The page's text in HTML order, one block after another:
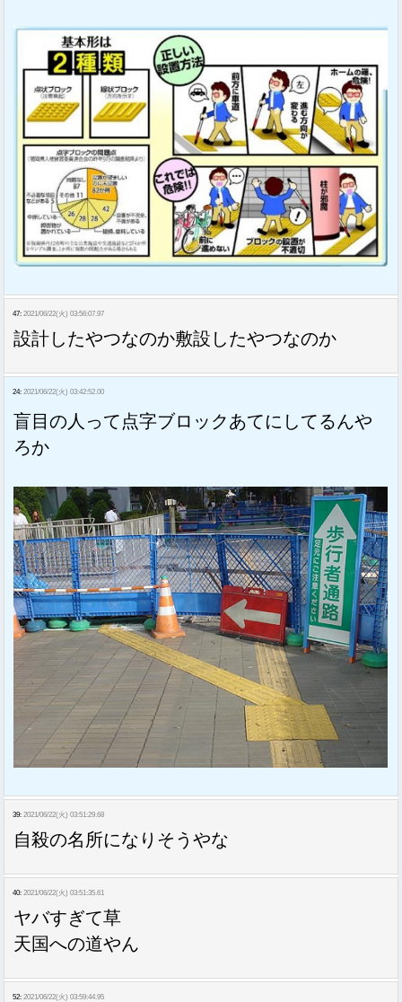
47: 2021/06/22(火) 03:56:07.97
設計したやつなのか敷設したやつなのか
24: 2021/06/22(火) 03:42:52.00
盲目の人って点字ブロックあてにしてるんや
ろか
39: 2021/06/22(火) 03:51:29.68
自殺の名所になりそうやな
40: 2021/06/22(火) 03:51:35.61
ヤバすぎて草
天国への道やん
52: 2021/06/22(火) 03:59:44.95